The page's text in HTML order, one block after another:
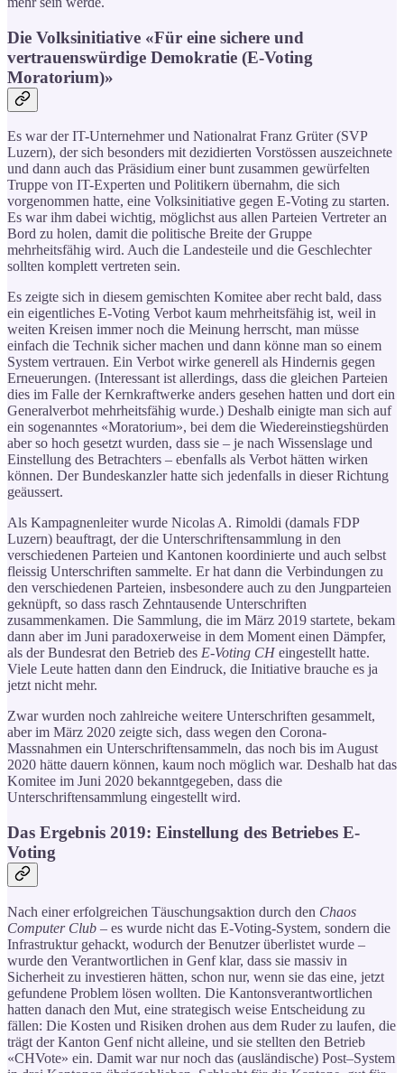
Die Volksinitiative «Für eine sichere und
vertrauenswürdige Demokratie (E-Voting
Moratorium)»
Es war der IT-Unternehmer und Nationalrat Franz Grüter (SVP
Luzern), der sich besonders mit dezidierten Vorstössen auszeichnete
und dann auch das Präsidium einer bunt zusammen gewürfelten
Truppe von IT-Experten und Politikern übernahm, die sich
vorgenommen hatte, eine Volksinitiative gegen E-Voting zu starten.
Es war ihm dabei wichtig, möglichst aus allen Parteien Vertreter an
Bord zu holen, damit die politische Breite der Gruppe
mehrheitsfähig wird. Auch die Landesteile und die Geschlechter
sollten komplett vertreten sein.
Es zeigte sich in diesem gemischten Komitee aber recht bald, dass
ein eigentliches E-Voting Verbot kaum mehrheitsfähig ist, weil in
weiten Kreisen immer noch die Meinung herrscht, man müsse
einfach die Technik sicher machen und dann könne man so einem
System vertrauen. Ein Verbot wirke generell als Hindernis gegen
Erneuerungen. (Interessant ist allerdings, dass die gleichen Parteien
dies im Falle der Kernkraftwerke anders gesehen hatten und dort ein
Generalverbot mehrheitsfähig wurde.) Deshalb einigte man sich auf
ein sogenanntes «Moratorium», bei dem die Wiedereinstiegshürden
aber so hoch gesetzt wurden, dass sie – je nach Wissenslage und
Einstellung des Betrachters – ebenfalls als Verbot hätten wirken
können. Der Bundeskanzler hatte sich jedenfalls in dieser Richtung
geäussert.
Als Kampagnenleiter wurde Nicolas A. Rimoldi (damals FDP
Luzern) beauftragt, der die Unterschriftensammlung in den
verschiedenen Parteien und Kantonen koordinierte und auch selbst
fleissig Unterschriften sammelte. Er hat dann die Verbindungen zu
den verschiedenen Parteien, insbesondere auch zu den Jungparteien
geknüpft, so dass rasch Zehntausende Unterschriften
zusammenkamen. Die Sammlung, die im März 2019 startete, bekam
dann aber im Juni paradoxerweise in dem Moment einen Dämpfer,
als der Bundesrat den Betrieb des E-Voting CH eingestellt hatte.
Viele Leute hatten dann den Eindruck, die Initiative brauche es ja
jetzt nicht mehr.
Zwar wurden noch zahlreiche weitere Unterschriften gesammelt,
aber im März 2020 zeigte sich, dass wegen den Corona-
Massnahmen ein Unterschriftensammeln, das noch bis im August
2020 hätte dauern können, kaum noch möglich war. Deshalb hat das
Komitee im Juni 2020 bekanntgegeben, dass die
Unterschriftensammlung eingestellt wird.
Das Ergebnis 2019: Einstellung des Betriebes E-
Voting
Nach einer erfolgreichen Täuschungsaktion durch den Chaos
Computer Club – es wurde nicht das E-Voting-System, sondern die
Infrastruktur gehackt, wodurch der Benutzer überlistet wurde –
wurde den Verantwortlichen in Genf klar, dass sie massiv in
Sicherheit zu investieren hätten, schon nur, wenn sie das eine, jetzt
gefundene Problem lösen wollten. Die Kantonsverantwortlichen
hatten danach den Mut, eine strategisch weise Entscheidung zu
fällen: Die Kosten und Risiken drohen aus dem Ruder zu laufen, die
trägt der Kanton Genf nicht alleine, und sie stellten den Betrieb
«CHVote» ein. Damit war nur noch das (ausländische) Post–System